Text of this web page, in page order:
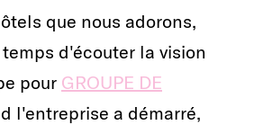
que nous adorons,
d'écouter la vision
pour GROUPE DE
l'entreprise a démarré,